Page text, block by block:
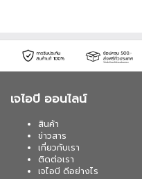
เจไอบี ออนไลน์
สินค้า
ข่าวสาร
เกี่ยวกับเรา
ติดต่อเรา
เจไอบี ดีอย่างไร